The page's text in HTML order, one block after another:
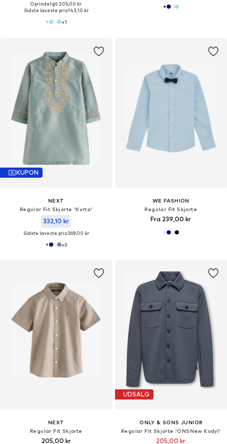
Oprindeligt: 205,00 kr
Sidste laveste pris:143,10 kr
+1
KUPON
NEXT
Regular Fit Skjorte 'Kurta'
332,10 kr
Sidste laveste pris:369,00 kr
+3
WE FASHION
Regular Fit Skjorte
Fra 239,00 kr
NEXT
Regular Fit Skjorte
205,00 kr
UDSALG
ONLY & SONS JUNIOR
Regular Fit Skjorte 'ONSNew Kodyl'
205,00 kr